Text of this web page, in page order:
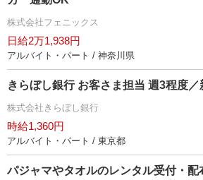
株式会社フェニックス
日給2万1,938円
アルバイト・パート / 神奈川県
きらぼし銀行 お客さま担当 週3程度
株式会社きらぼし銀行
時給1,360円
アルバイト・パート / 東京都
パジャマやタオルのレンタル受付・配